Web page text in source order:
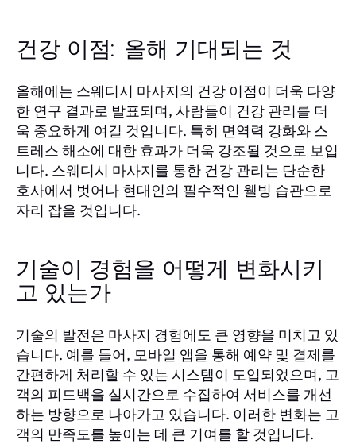
건강 이점: 올해 기대되는 것
올해에는 스웨디시 마사지의 건강 이점이 더욱 다양
한 연구 결과로 발표되며, 사람들이 건강 관리를 더
욱 중요하게 여길 것입니다. 특히 면역력 강화와 스
트레스 해소에 대한 효과가 더욱 강조될 것으로 보입
니다. 스웨디시 마사지를 통한 건강 관리는 단순한
호사에서 벗어나 현대인의 필수적인 웰빙 습관으로
자리 잡을 것입니다.
기술이 경험을 어떻게 변화시키
고 있는가
기술의 발전은 마사지 경험에도 큰 영향을 미치고 있
습니다. 예를 들어, 모바일 앱을 통해 예약 및 결제를
간편하게 처리할 수 있는 시스템이 도입되었으며, 고
객의 피드백을 실시간으로 수집하여 서비스를 개선
하는 방향으로 나아가고 있습니다. 이러한 변화는 고
객의 만족도를 높이는 데 큰 기여를 할 것입니다.